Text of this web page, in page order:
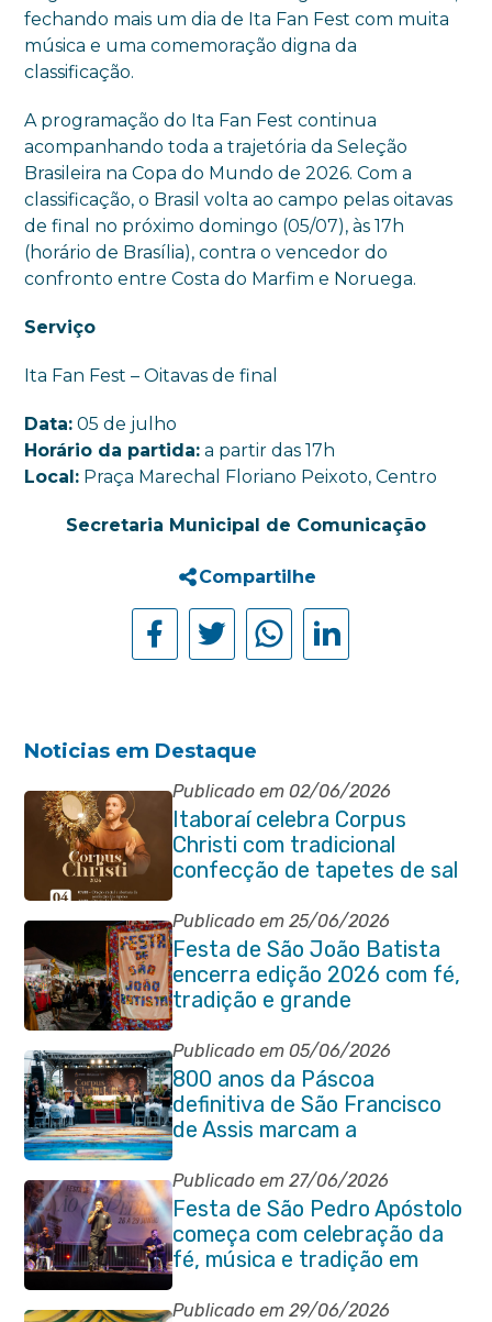
fechando mais um dia de Ita Fan Fest com muita
música e uma comemoração digna da
classificação.
A programação do Ita Fan Fest continua
acompanhando toda a trajetória da Seleção
Brasileira na Copa do Mundo de 2026. Com a
classificação, o Brasil volta ao campo pelas oitavas
de final no próximo domingo (05/07), às 17h
(horário de Brasília), contra o vencedor do
confronto entre Costa do Marfim e Noruega.
Serviço
Ita Fan Fest – Oitavas de final
Data: 05 de julho
Horário da partida: a partir das 17h
Local: Praça Marechal Floriano Peixoto, Centro
Secretaria Municipal de Comunicação
Compartilhe
Noticias em Destaque
Publicado em 02/06/2026
Itaboraí celebra Corpus
Christi com tradicional
confecção de tapetes de sal
e programação religiosa na
Avenida 22 de Maio
Publicado em 25/06/2026
Festa de São João Batista
encerra edição 2026 com fé,
tradição e grande
participação popular
Publicado em 05/06/2026
800 anos da Páscoa
definitiva de São Francisco
de Assis marcam a
celebração de Corpus Christi
em Itaboraí
Publicado em 27/06/2026
Festa de São Pedro Apóstolo
começa com celebração da
fé, música e tradição em
Venda das Pedras
Publicado em 29/06/2026